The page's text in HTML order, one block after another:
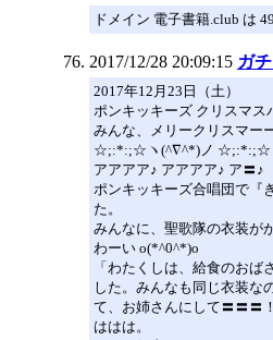
ドメイン 電子書籍.club は
2017/12/28 20:09:15 ガ
2017年12月23日（土）
ポンキッキーズ クリスマス
みんな、メリークリスマー
☆;:*:;☆ヽ(^∇^*)ノ ☆;:*:;☆
アアアア♪ アアアア♪ ア〓♪
ポンキッキーズ合唱団で『
た。
みんなに、聖歌隊の衣装が
わーい o(*^0^*)o
「わたくしは、給食のおば
した。みんなも同じ衣装な
て、お姉さんにして〓〓〓！
ははは。